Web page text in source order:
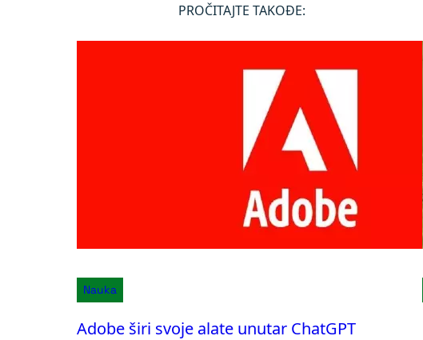
PROČITAJTE TAKOĐE:
Nauka
Adobe širi svoje alate unutar ChatGPT